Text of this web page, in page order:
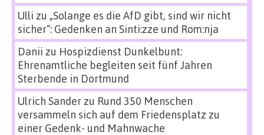
Ulli zu „Solange es die AfD gibt, sind wir nicht
sicher“: Gedenken an Sinti:zze und Rom:nja
Danii zu Hospizdienst Dunkelbunt:
Ehrenamtliche begleiten seit fünf Jahren
Sterbende in Dortmund
Ulrich Sanderzu Rund 350 Menschen
versammeln sich auf dem Friedensplatz zu
einer Gedenk- und Mahnwache